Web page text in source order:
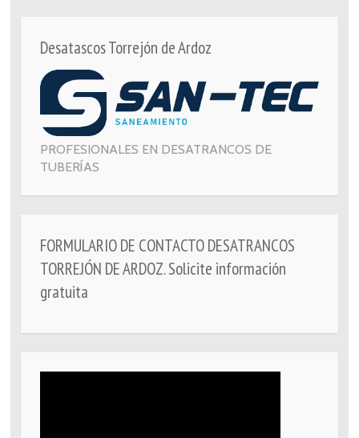
Desatascos Torrejón de Ardoz
PROFESIONALES EN DESATRANCOS DE
TUBERÍAS
FORMULARIO DE CONTACTO DESATRANCOS
TORREJÓN DE ARDOZ. Solicite información
gratuita